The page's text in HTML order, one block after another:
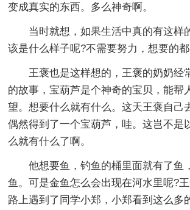
变成真实的东西。多么神奇啊。
当时就想，如果生活中真的有这样
该是什么样子呢?不需要努力，想要的都
王褒也是这样想的，王褒的奶奶经
的故事，宝葫芦是个神奇的宝贝，能帮
望。想要什么就有什么。这天王褒自己
偶然得到了一个宝葫芦，哇。这岂不是
么就有什么了啊。
他想要鱼，钓鱼的桶里面就有了鱼
鱼。可是金鱼怎么会出现在河水里呢?王
路上遇到了同学小郑，小郑看到这么多